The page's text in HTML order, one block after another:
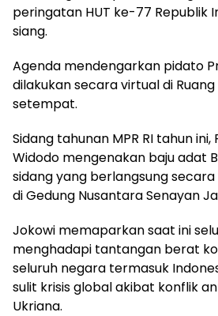
peringatan HUT ke-77 Republik
siang.
Agenda mendengarkan pidato
dilakukan secara virtual di Ruang
setempat.
Sidang tahunan MPR RI tahun ini,
Widodo mengenakan baju adat
sidang yang berlangsung
di Gedung Nusantara Senayan
Jokowi memaparkan saat ini
menghadapi tantangan berat
seluruh negara termasuk
sulit krisis global akibat konflik
Ukriana.